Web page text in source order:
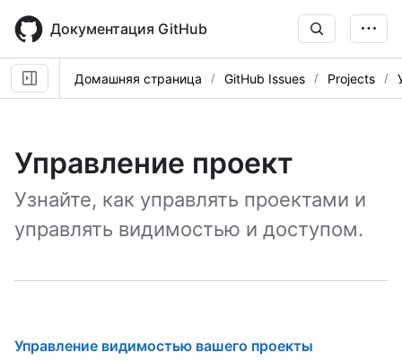
main
content
Документация GitHub
Домашняя страница GitHub Issues Projects
Управление проект
Узнайте, как управлять проектами и
управлять видимостью и доступом.
Управление видимостью вашего проекты